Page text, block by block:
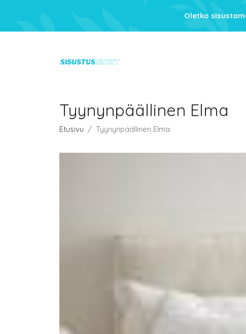
Oletko
Tyynynpäällinen Elma
Etusivu Tyynynpäällinen Elma